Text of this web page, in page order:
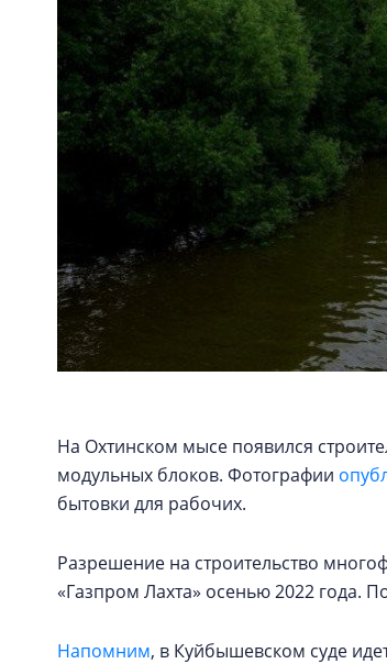
На Охтинском мысе появился
модульных блоков. Фотографии
бытовки для рабочих.
Разрешение на строительство
«Газпром Лахта» осенью 2022 года.
Напомним, в Куйбышевском суде